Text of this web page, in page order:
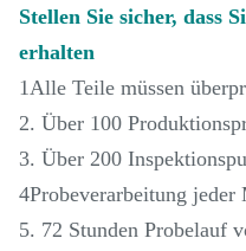
Stellen Sie sicher, dass
erhalten
1Alle Teile müssen
2. Über 100
3. Über 200
4Probeverarbeitung jeder
5. 72 Stunden Probelauf